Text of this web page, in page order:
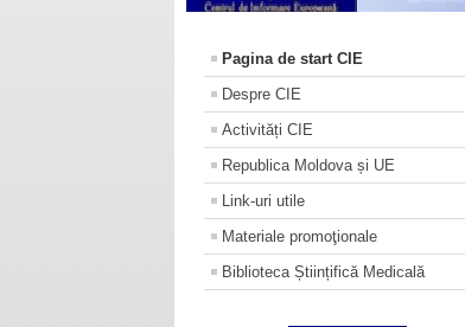
Pagina de start CIE
Despre CIE
Activități CIE
Republica Moldova și UE
Link-uri utile
Materiale promoţionale
Biblioteca Științifică Medicală